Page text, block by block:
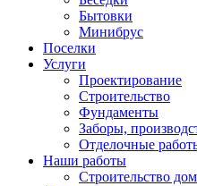
Бытовки
Минибрус
Поселки
Услуги
Проектирование
Строительство
Фундаменты
Заборы,
Отделочные
Наши работы
Строительство